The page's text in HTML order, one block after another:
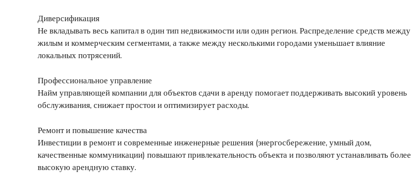
Диверсификация
Не вкладывать весь капитал в один тип недвижимости или один регион. Распределение средств между
жилым и коммерческим сегментами, а также между несколькими городами уменьшает влияние
локальных потрясений.
Профессиональное управление
Найм управляющей компании для объектов сдачи в аренду помогает поддерживать высокий уровень
обслуживания, снижает простои и оптимизирует расходы.
Ремонт и повышение качества
Инвестиции в ремонт и современные инженерные решения (энергосбережение, умный дом,
качественные коммуникации) повышают привлекательность объекта и позволяют устанавливать более
высокую арендную ставку.